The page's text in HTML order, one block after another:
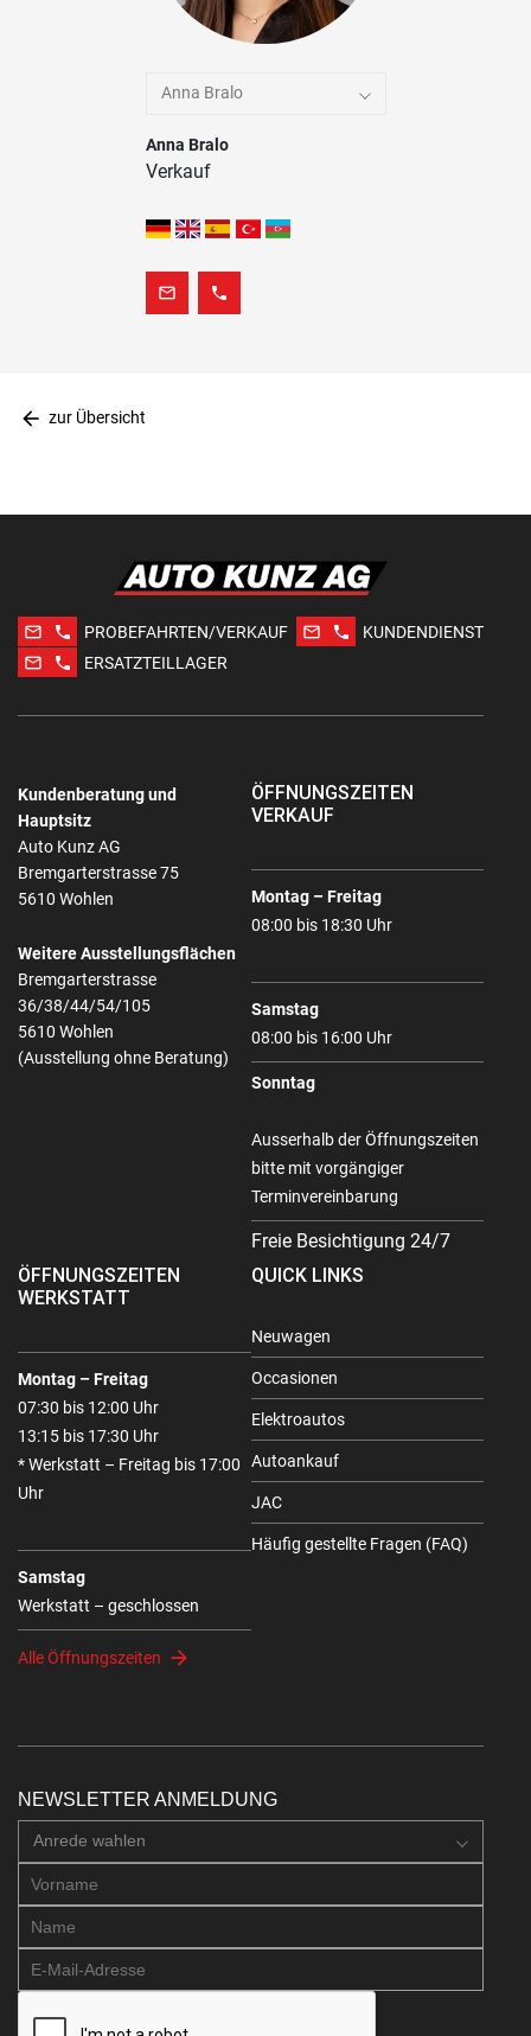
Anna Bralo
Anna Bralo
Verkauf
mail_outline phone
arrow_back zur Übersicht
mail_outline phone PROBEFAHRTEN/VERKAUF mail_outline phone
KUNDENDIENST
mail_outline
phone ERSATZTEILLAGER
Kundenberatung und
Hauptsitz
Auto Kunz AG
Bremgarterstrasse 75
5610 Wohlen
Weitere Ausstellungsflächen
Bremgarterstrasse
36/38/44/54/105
5610 Wohlen
(Ausstellung ohne Beratung)
ÖFFNUNGSZEITEN
VERKAUF
Montag – Freitag
08:00 bis 18:30 Uhr
Samstag
08:00 bis 16:00 Uhr
Sonntag
Ausserhalb der Öffnungszeiten
bitte mit vorgängiger
Terminvereinbarung
Freie Besichtigung 24/7
ÖFFNUNGSZEITEN
WERKSTATT
Montag – Freitag
07:30 bis 12:00 Uhr
13:15 bis 17:30 Uhr
* Werkstatt – Freitag bis 17:00
Uhr
Samstag
Werkstatt – geschlossen
Alle Öffnungszeiten
QUICK LINKS
Neuwagen
Occasionen
Elektroautos
Autoankauf
JAC
Häufig gestellte Fragen (FAQ)
NEWSLETTER ANMELDUNG
Anrede wahlen